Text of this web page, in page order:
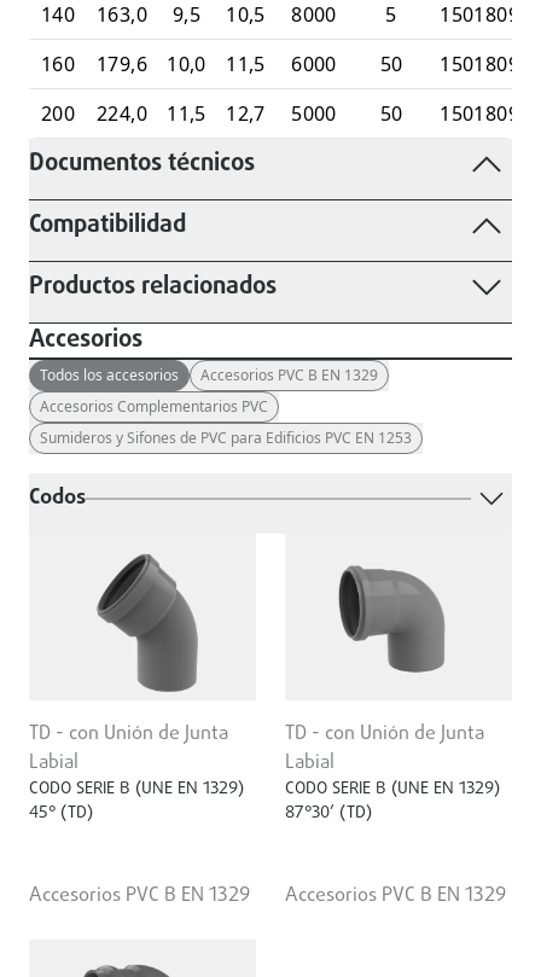
140
163,0 9,5 10,5 8000 5
160
179,6 10,0 11,5 6000 50
200
224,0 11,5 12,7 5000 50
Documentos técnicos
Compatibilidad
Productos relacionados
Accesorios
Todos los accesorios
Accesorios PVC B EN 1329
Accesorios Complementarios PVC
Sumideros y Sifones de PVC para Edificios PVC EN 1253
Codos
TD - con Unión de Junta
Labial
CODO SERIE B (UNE EN 1329)
45° (TD)
Accesorios PVC B EN 1329
TD - con Unión de Junta
Labial
CODO SERIE B (UNE EN 1329)
87°30’ (TD)
Accesorios PVC B EN 1329